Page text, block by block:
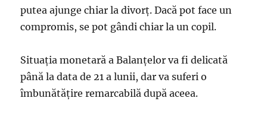
putea ajunge chiar la divorţ. Dacă pot face un
compromis, se pot gândi chiar la un copil.
Situaţia monetară a Balanţelor va fi delicată
până la data de 21 a lunii, dar va suferi o
îmbunătăţire remarcabilă după aceea.